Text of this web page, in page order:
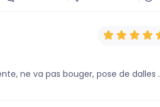
ne va pas bouger, pose de dalles